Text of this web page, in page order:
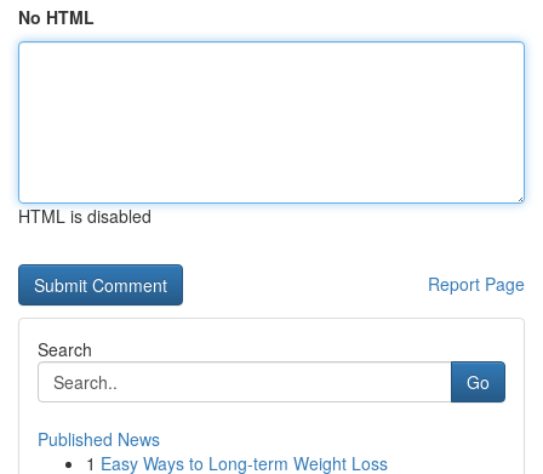
No HTML
HTML is disabled
Report Page
Search
Go
Published News
1 Easy Ways to Long-term Weight Loss